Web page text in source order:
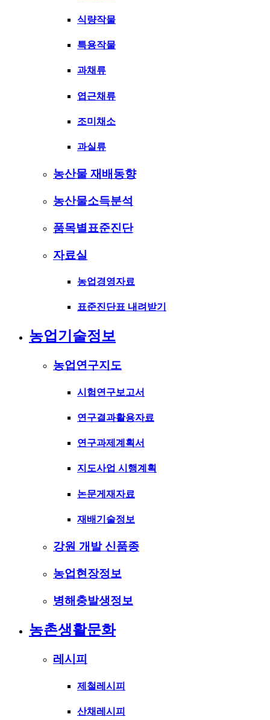
식량작물
특용작물
과채류
엽근채류
조미채소
과실류
농산물 재배동향
농산물소득분석
품목별표준진단
자료실
농업경영자료
표준진단표 내려받기
농업기술정보
농업연구지도
시험연구보고서
연구결과활용자료
연구과제계획서
지도사업 시행계획
논문게재자료
재배기술정보
강원 개발 신품종
농업현장정보
병해충발생정보
농촌생활문화
레시피
제철레시피
산채레시피